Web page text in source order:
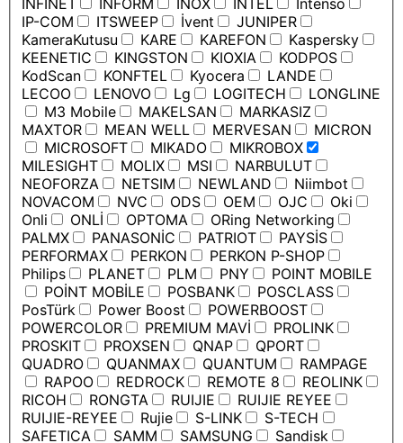
INFINET
INFORM INOX INTEL
Intenso
IP-COM
ITSWEEP İvent
JUNIPER
KameraKutusu
KARE KAREFON
Kaspersky
KEENETIC
KINGSTON KIOXIA
KODPOS
KodScan
KONFTEL Kyocera
LANDE
LECOO
LENOVO Lg LOGITECH
LONGLINE
M3 Mobile
MAKELSAN
MARKASIZ
MAXTOR
MEAN WELL MERVESAN
MICRON
MICROSOFT
MIKADO
MIKROBOX
MILESIGHT
MOLIX MSI
NARBULUT
NEOFORZA
NETSIM NEWLAND
Niimbot
NOVACOM
NVC ODS OEM OJC
Oki
Onli
ONLİ OPTOMA
ORing Networking
PALMX
PANASONİC PATRIOT
PAYSİS
PERFORMAX
PERKON
PERKON P-SHOP
Philips
PLANET PLM PNY
POINT MOBILE
POİNT MOBİLE
POSBANK
POSCLASS
PosTürk
Power Boost
POWERBOOST
POWERCOLOR
PREMIUM MAVİ
PROLINK
PROSKIT
PROXSEN QNAP
QPORT
QUADRO
QUANMAX QUANTUM
RAMPAGE
RAPOO
REDROCK REMOTE 8
REOLINK
RICOH
RONGTA RUIJIE
RUIJIE REYEE
RUIJIE-REYEE
Rujie S-LINK
S-TECH
SAFETICA
SAMM SAMSUNG Sandisk